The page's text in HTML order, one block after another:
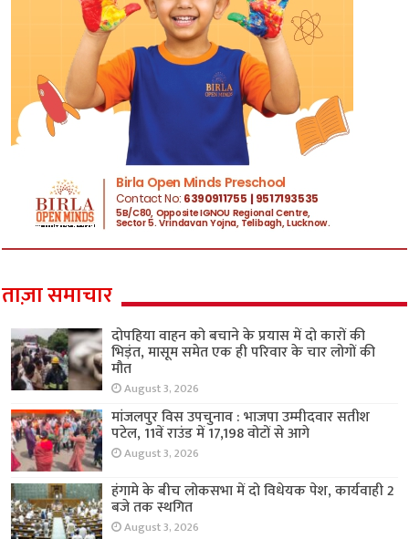
ताज़ा समाचार
दोपहिया वाहन को बचाने के प्रयास में दो कारों की
भिड़ंत, मासूम समेत एक ही परिवार के चार लोगों की
मौत
August 3, 2026
मांजलपुर विस उपचुनाव : भाजपा उम्मीदवार सतीश
पटेल, 11वें राउंड में 17,198 वोटों से आगे
August 3, 2026
हंगामे के बीच लोकसभा में दो विधेयक पेश, कार्यवाही 2
बजे तक स्थगित
August 3, 2026